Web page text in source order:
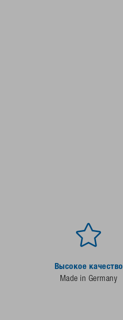
Высокое качество
Made in Germany